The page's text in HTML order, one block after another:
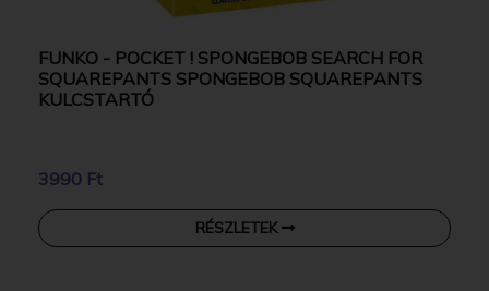
FUNKO - POCKET ! SPONGEBOB SEARCH FOR
SQUAREPANTS SPONGEBOB SQUAREPANTS
KULCSTARTÓ
3990 Ft
RÉSZLETEK